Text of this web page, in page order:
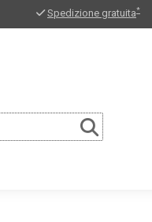
Spedizione gratuita*